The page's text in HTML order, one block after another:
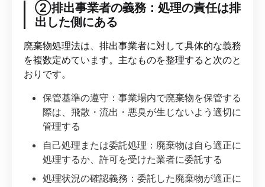
②排出事業者の義務：処理の責任は排
出した側にある
廃棄物処理法は、排出事業者に対して具体的な義務
を複数定めています。主なものを整理すると次のと
おりです。
保管基準の遵守：事業場内で廃棄物を保管する
際は、飛散・流出・悪臭が生じないよう適切に
管理する
自己処理または委託処理：廃棄物は自ら適正に
処理するか、許可を受けた業者に委託する
処理状況の確認義務：委託した廃棄物が適正に